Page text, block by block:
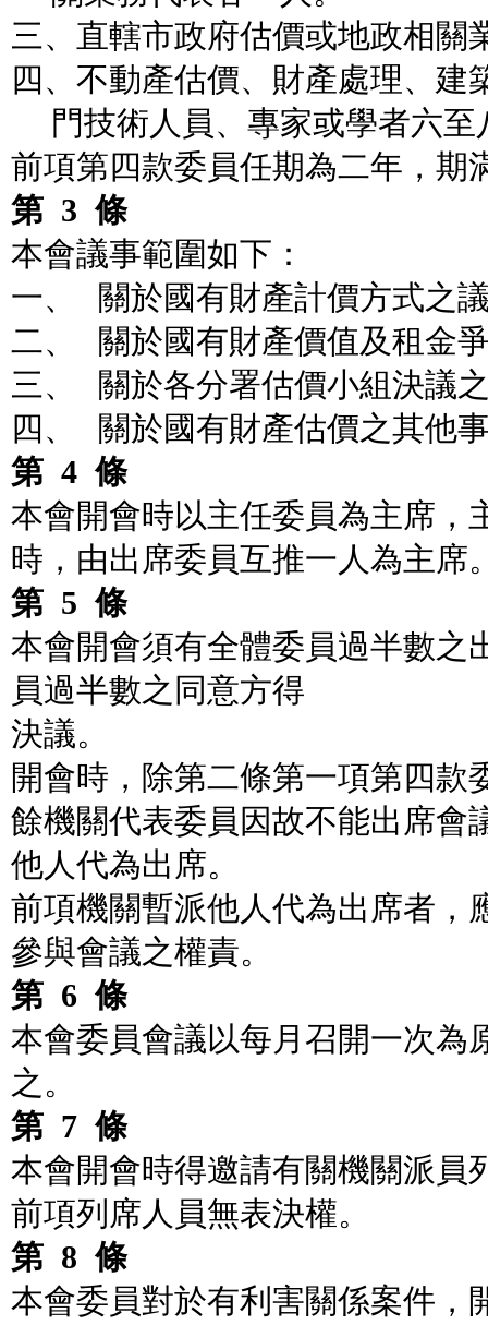
三、直轄市政府估價或地政相關
四、不動產估價、財產處理、建
門技術人員、專家或學者六至
前項第四款委員任期為二年，期
第 3 條
本會議事範圍如下：
一、
關於國有財產計價方式之
二、
關於國有財產價值及租金
三、
關於各分署估價小組決議
四、
關於國有財產估價之其他
第 4 條
本會開會時以主任委員為主席，
時，由出席委員互推一人為主席
第 5 條
本會開會須有全體委員過半數之
員過半數之同意方得
決議。
開會時，除第二條第一項第四款
餘機關代表委員因故不能出席會
他人代為出席。
前項機關暫派他人代為出席者，
參與會議之權責。
第 6 條
本會委員會議以每月召開一次為
之。
第 7 條
本會開會時得邀請有關機關派員
前項列席人員無表決權。
第 8 條
本會委員對於有利害關係案件，